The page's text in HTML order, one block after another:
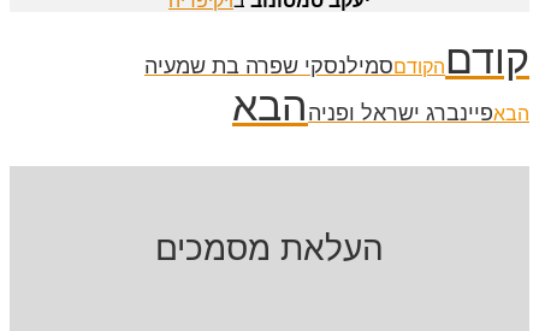
קודם הקודםסמילנסקי שפרה בת שמעיה
הבאפיינברג ישראל ופניה הבא
העלאת מסמכים